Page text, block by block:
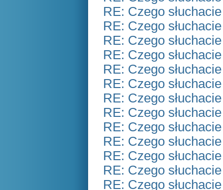
RE: Czego
RE: Czego
RE: Czego
RE: Czego
RE: Czego
RE: Czego
RE: Czego
RE: Czego
RE: Czego
RE: Czego
RE: Czego
RE: Czego
RE: Czego